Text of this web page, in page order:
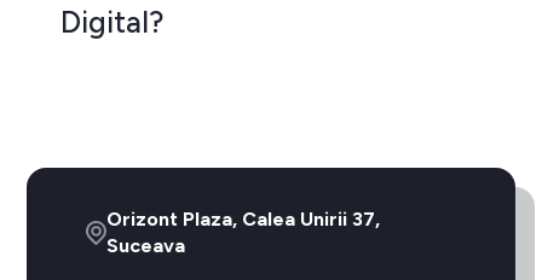
Digital?
Orizont Plaza, Calea Unirii 37,
Suceava